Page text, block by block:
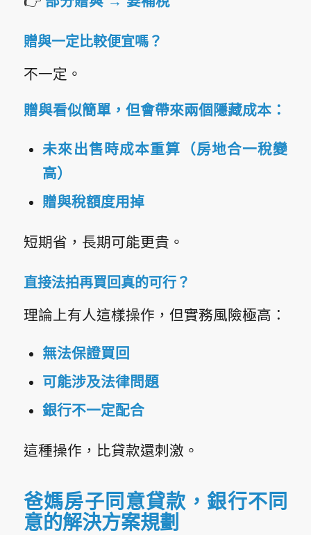
贈與一定比較便宜嗎？
不一定。
贈與看似簡單，但會帶來兩個隱藏成本：
未來出售時成本重算（房地合一稅變
高）
贈與稅額度用掉
短期省，長期可能更貴。
直接法拍再買回真的可行？
理論上有人這樣操作，但實務風險極高：
無法保證買回
可能涉及法律問題
銀行不一定配合
這種操作，比貸款還刺激。
爸媽房子同意貸款，銀行不同
意的解決方案規劃